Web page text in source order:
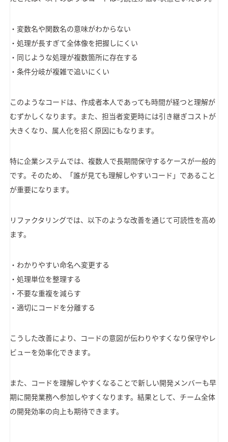
・変数名や関数名の意味がわからない
・処理が長すぎて全体像を把握しにくい
・同じような処理が複数箇所に存在する
・条件分岐が複雑で追いにくい
このようなコードは、作成者本人であっても時間が経つと理解が
むずかしくなります。また、担当者変更時には引き継ぎコストが
大きくなり、属人化を招く原因にもなります。
特に企業システムでは、複数人で長期間保守するケースが一般的
です。そのため、「誰が見ても理解しやすいコード」であること
が重要になります。
リファクタリングでは、以下のような改善を通じて可読性を高め
ます。
・わかりやすい命名へ変更する
・処理単位を整理する
・不要な重複を減らす
・適切にコードを分離する
こうした改善により、コードの意図が伝わりやすくなり保守やレ
ビューを効率化できます。
また、コードを理解しやすくなることで新しい開発メンバーも早
期に開発業務へ参加しやすくなります。結果として、チーム全体
の開発効率の向上も期待できます。